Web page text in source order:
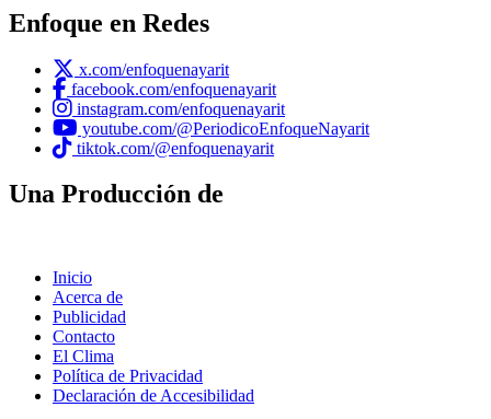
Enfoque en Redes
x.com/enfoquenayarit
facebook.com/enfoquenayarit
instagram.com/enfoquenayarit
youtube.com/@PeriodicoEnfoqueNayarit
tiktok.com/@enfoquenayarit
Una Producción de
Inicio
Acerca de
Publicidad
Contacto
El Clima
Política de Privacidad
Declaración de Accesibilidad